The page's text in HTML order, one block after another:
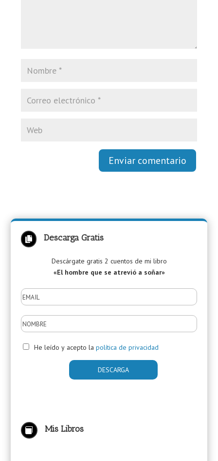
Enviar comentario
 Descarga Gratis
Descárgate gratis 2 cuentos de mi libro
«El hombre que se atrevió a soñar»
He leído y acepto la política de privacidad
 Mis Libros